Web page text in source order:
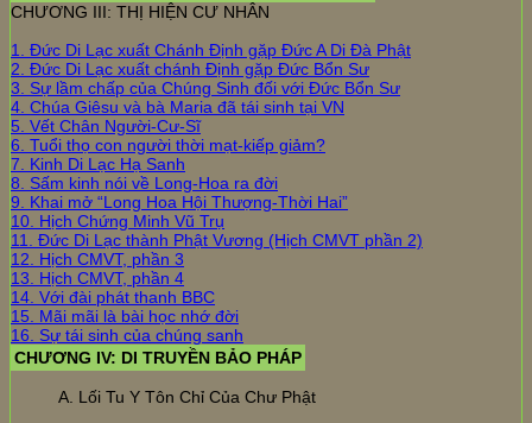
CHƯƠNG III: THỊ HIỆN CƯ NHÂN
1. Đức Di Lạc xuất Chánh Định gặp Đức A Di Đà Phật
2. Đức Di Lạc xuất chánh Định gặp Đức Bổn Sư
3. Sự lầm chấp của Chúng Sinh đối với Đức Bổn Sư
4. Chúa Giêsu và bà Maria đã tái sinh tại VN
5. Vết Chân Người-Cư-Sĩ
6. Tuổi thọ con người thời mạt-kiếp giảm?
7. Kinh Di Lạc Hạ Sanh
8. Sấm kinh nói về Long-Hoa ra đời
9. Khai mở “Long Hoa Hội Thượng-Thời Hai”
10. Hịch Chứng Minh Vũ Trụ
11. Đức Di Lạc thành Phật Vương (Hịch CMVT phần 2)
12. Hịch CMVT, phần 3
13. Hịch CMVT, phần 4
14. Với đài phát thanh BBC
15. Mãi mãi là bài học nhớ đời
16. Sự tái sinh của chúng sanh
CHƯƠNG IV: DI TRUYỀN BẢO PHÁP
A. Lối Tu Y Tôn Chỉ Của Chư Phật